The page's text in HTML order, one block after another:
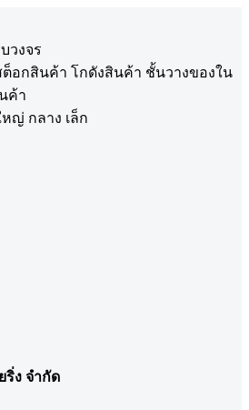
วงจร
อกสินค้า โกดังสินค้า ชั้นวางของใน
ค้า
ญ่ กลาง เล็ก
ริ่ง จำกัด